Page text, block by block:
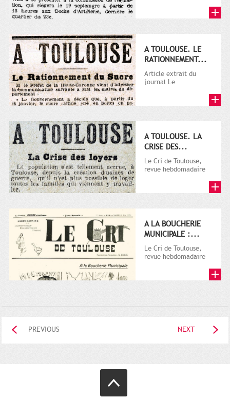
A TOULOUSE. LE
RATIONNEMENT...
Article extrait du
journal Le
A TOULOUSE. LA
CRISE DES...
Le Cri de Toulouse,
revue hebdomadaire
A LA BOUCHERIE
MUNICIPALE :...
Le Cri de Toulouse,
revue hebdomadaire
PREVIOUS NEXT